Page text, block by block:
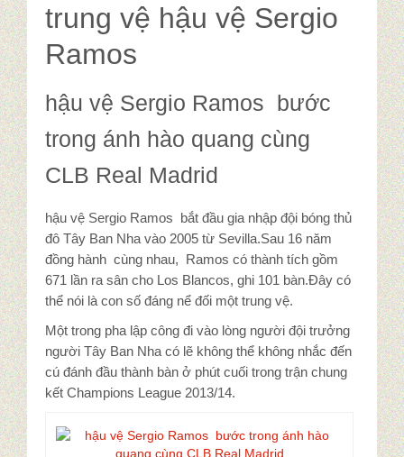
trung vệ hậu vệ Sergio
Ramos
hậu vệ Sergio Ramos bước
trong ánh hào quang cùng
CLB Real Madrid
hậu vệ Sergio Ramos bắt đầu gia nhập đội bóng thủ
đô Tây Ban Nha vào 2005 từ Sevilla.Sau 16 năm
đồng hành cùng nhau, Ramos có thành tích gồm
671 lần ra sân cho Los Blancos, ghi 101 bàn.Đây có
thể nói là con số đáng nể đối một trung vệ.
Một trong pha lập công đi vào lòng người đội trưởng
người Tây Ban Nha có lẽ không thể không nhắc đến
cú đánh đầu thành bàn ở phút cuối trong trận chung
kết Champions League 2013/14.